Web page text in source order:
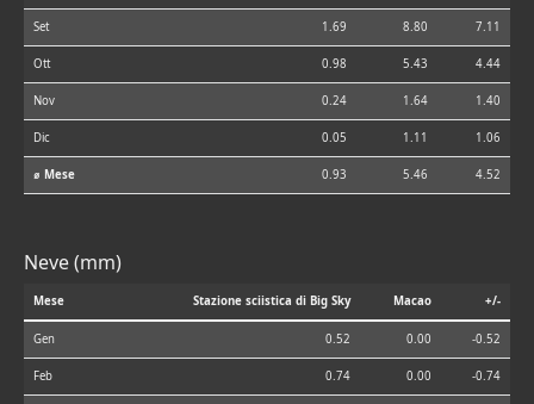
Set 1.69 8.80 7.11
Ott 0.98 5.43 4.44
Nov 0.24 1.64 1.40
Dic 0.05 1.11 1.06
⌀ Mese 0.93 5.46 4.52
Neve (mm)
Mese Stazione sciistica di Big Sky Macao +/-
Gen 0.52 0.00 -0.52
Feb 0.74 0.00 -0.74